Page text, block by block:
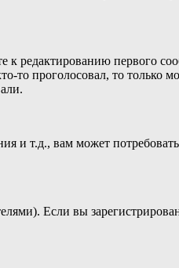
к редактированию первого
то проголосовал, то только
и т.д., вам может
Если вы